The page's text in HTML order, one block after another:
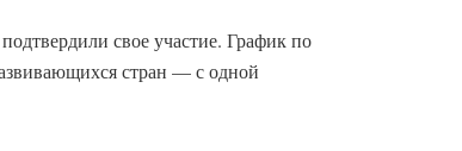
свое участие. График по
стран — с одной